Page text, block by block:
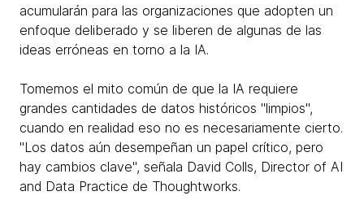
acumularán para las organizaciones que adopten un
enfoque deliberado y se liberen de algunas de las
ideas erróneas en torno a la IA.
Tomemos el mito común de que la IA requiere
grandes cantidades de datos históricos "limpios",
cuando en realidad eso no es necesariamente cierto.
"Los datos aún desempeñan un papel crítico, pero
hay cambios clave", señala David Colls, Director of AI
and Data Practice de Thoughtworks.